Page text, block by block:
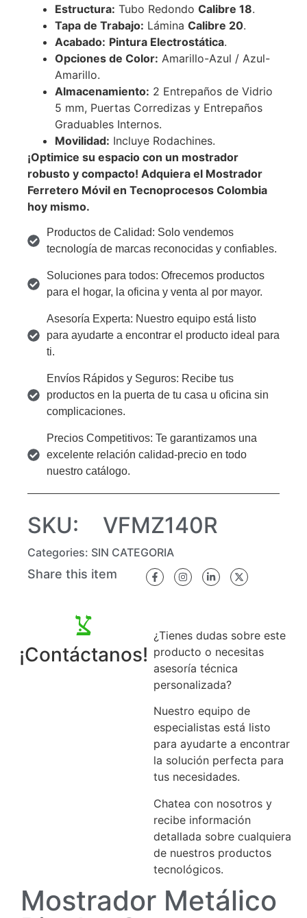
¡Contáctanos!
¿Tienes dudas sobre este
producto o necesitas
asesoría técnica
personalizada?
Nuestro equipo de
especialistas está listo
para ayudarte a encontrar
la solución perfecta para
tus necesidades.
Chatea con nosotros y
recibe información
detallada sobre cualquiera
de nuestros productos
tecnológicos.
Mostrador Metálico
Estructura: Tubo Redondo Calibre 18.
Tapa de Trabajo: Lámina Calibre 20.
Acabado: Pintura Electrostática.
Opciones de Color: Amarillo-Azul / Azul-
Amarillo.
Almacenamiento: 2 Entrepaños de Vidrio
5 mm, Puertas Corredizas y Entrepaños
Graduables Internos.
Movilidad: Incluye Rodachines.
¡Optimice su espacio con un mostrador
robusto y compacto! Adquiera el Mostrador
Ferretero Móvil en Tecnoprocesos Colombia
hoy mismo.
Productos de Calidad: Solo vendemos
tecnología de marcas reconocidas y confiables.
Soluciones para todos: Ofrecemos productos
para el hogar, la oficina y venta al por mayor.
Asesoría Experta: Nuestro equipo está listo
para ayudarte a encontrar el producto ideal para
ti.
Envíos Rápidos y Seguros: Recibe tus
productos en la puerta de tu casa u oficina sin
complicaciones.
Precios Competitivos: Te garantizamos una
excelente relación calidad-precio en todo
nuestro catálogo.
SKU: VFMZ140R
Categories: SIN CATEGORIA
Share this item